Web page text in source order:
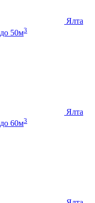
Ялта
50м3
Ялта
60м3